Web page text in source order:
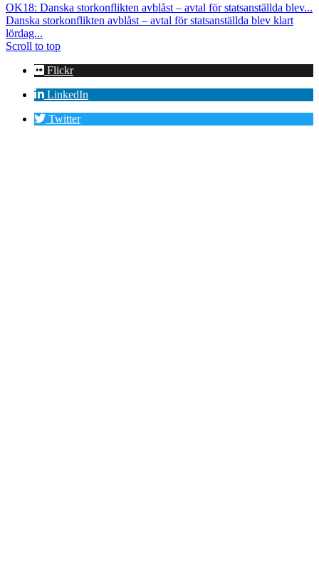
OK18: Danska storkonflikten avblåst – avtal för statsanställda blev...
Danska storkonflikten avblåst – avtal för statsanställda blev klart
lördag...
Scroll to top
Flickr
LinkedIn
Twitter